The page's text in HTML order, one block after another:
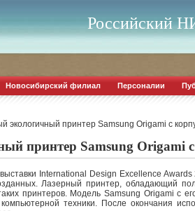
Российский
Новосибирский филиал Персоналии
экологичный принтер Samsung Origami с
принтер Samsung Origami
International Design Excellence
Лазерный принтер, обладающий
принтеров. Модель Samsung Origami с
техники. После окончания